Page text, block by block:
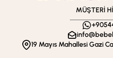
MÜŞTERİ
19 Mayıs Mahallesi Gazi